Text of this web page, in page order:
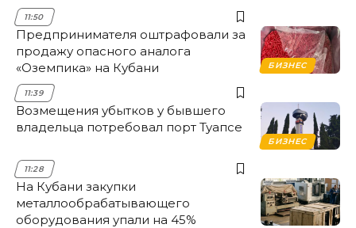
11:50
БИЗНЕС
Предпринимателя оштрафовали за
продажу опасного аналога
«Оземпика» на Кубани
11:39
БИЗНЕС
Возмещения убытков у бывшего
владельца потребовал порт Туапсе
11:28
На Кубани закупки
металлообрабатывающего
оборудования упали на 45%